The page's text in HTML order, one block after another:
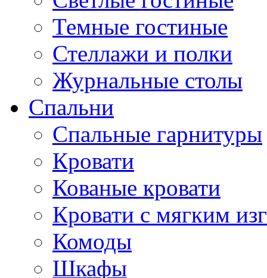
Темные гостиные
Стеллажи и полки
Журнальные столы
Спальни
Спальные гарнитуры
Кровати
Кованые кровати
Кровати с мягким
Комоды
Шкафы